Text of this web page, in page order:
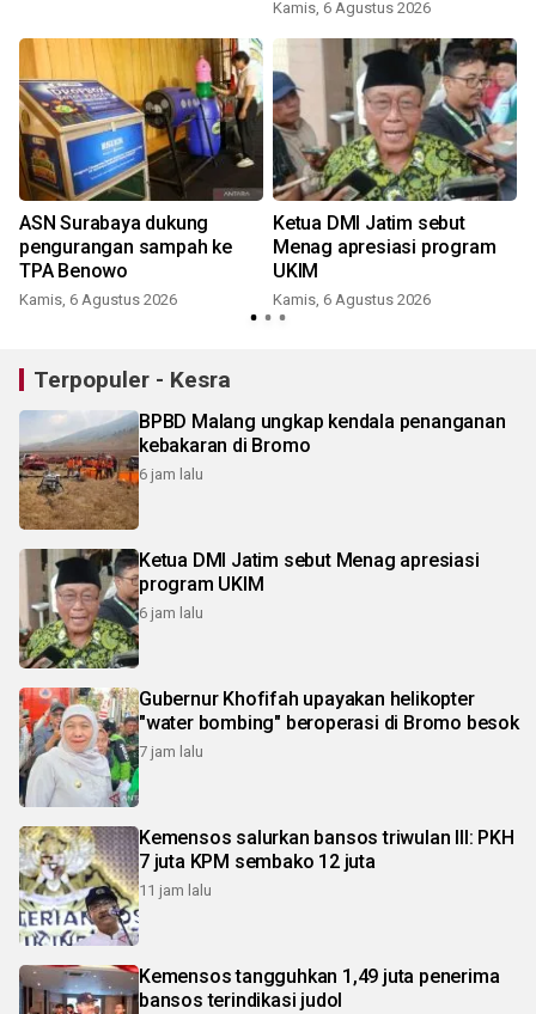
Kamis, 6 Agustus 2026
ASN Surabaya dukung
pengurangan sampah ke
TPA Benowo
Kamis, 6 Agustus 2026
Ketua DMI Jatim sebut
Menag apresiasi program
UKIM
Kamis, 6 Agustus 2026
Terpopuler - Kesra
BPBD Malang ungkap kendala penanganan
kebakaran di Bromo
6 jam lalu
Ketua DMI Jatim sebut Menag apresiasi
program UKIM
6 jam lalu
Gubernur Khofifah upayakan helikopter
"water bombing" beroperasi di Bromo besok
7 jam lalu
Kemensos salurkan bansos triwulan III: PKH
7 juta KPM sembako 12 juta
11 jam lalu
Kemensos tangguhkan 1,49 juta penerima
bansos terindikasi judol